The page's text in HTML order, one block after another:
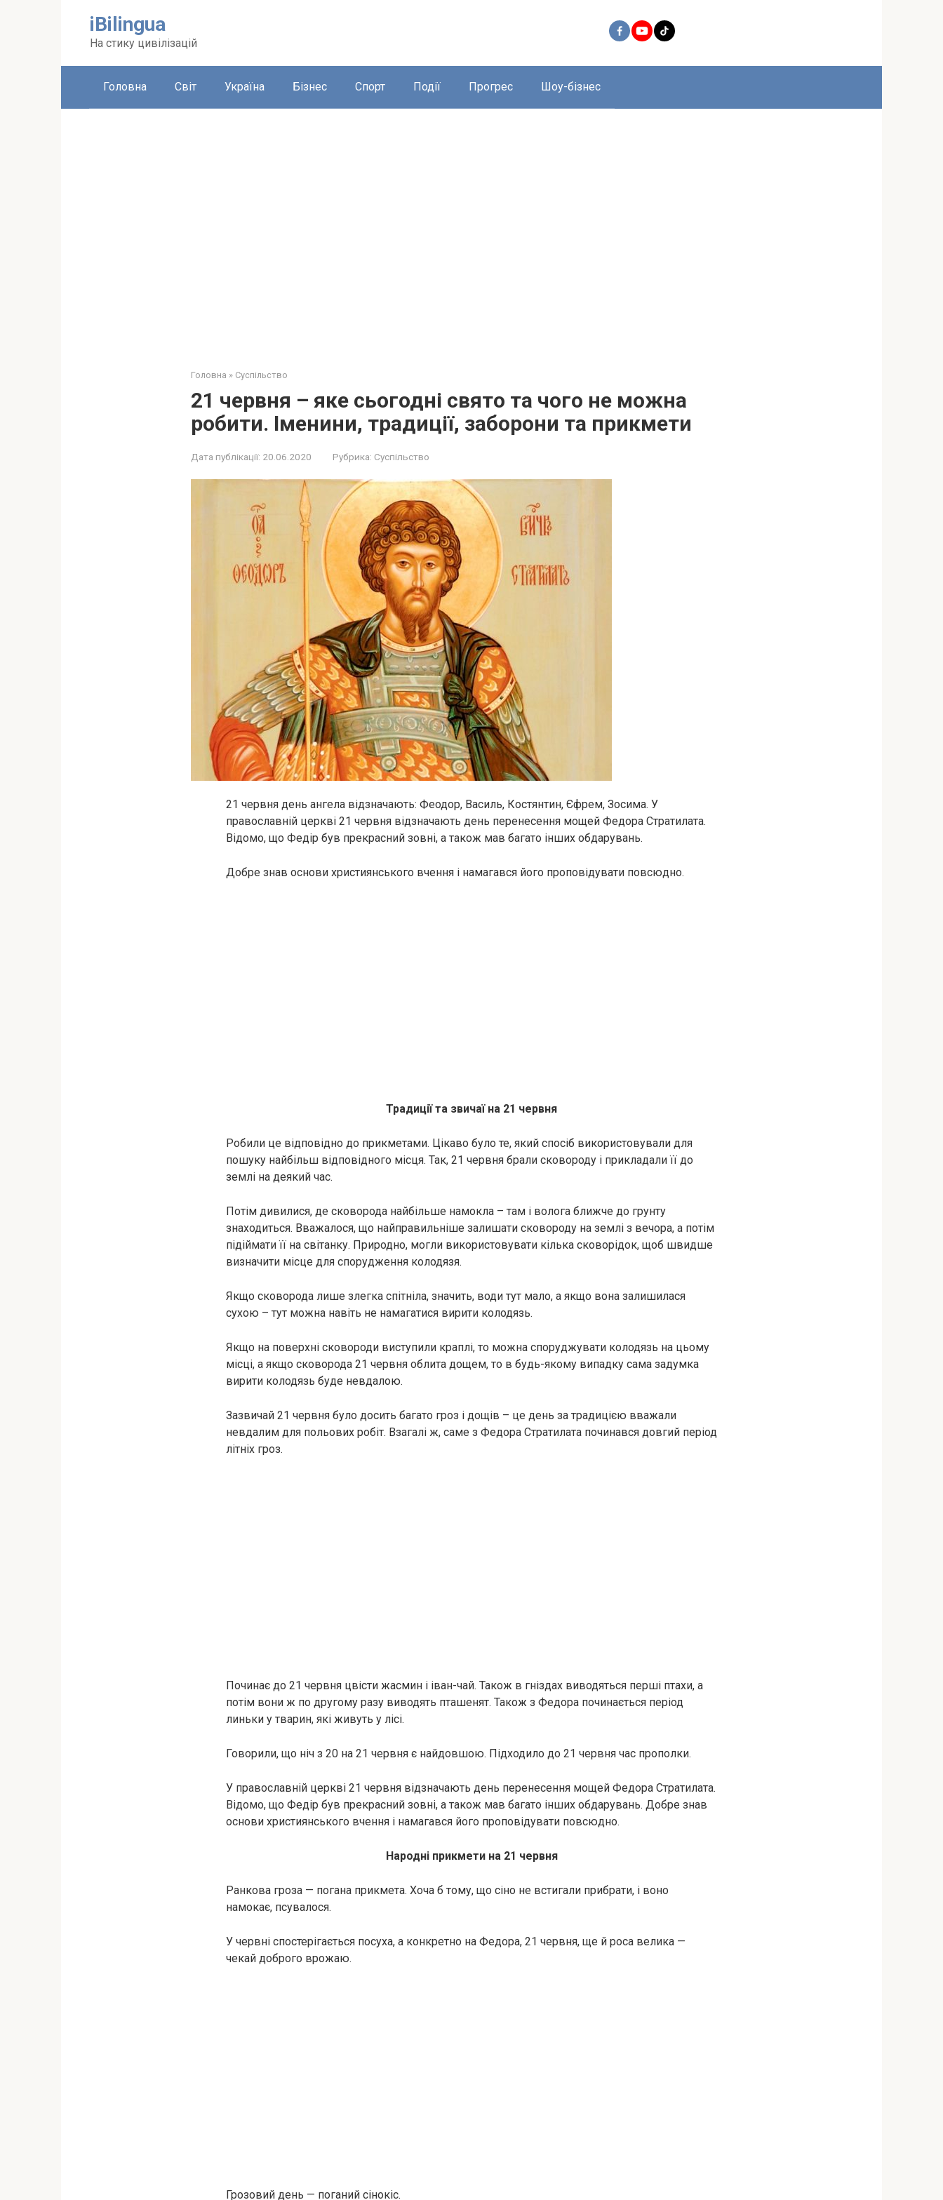
iBilingua
На стику цивілізацій
Головна Світ Україна Бізнес Спорт Події Прогрес Шоу-бізнес
Головна » Суспільство
21 червня – яке сьогодні свято та чого не можна
робити. Іменини, традиції, заборони та прикмети
Дата публікації: 20.06.2020 Рубрика: Суспільство
21 червня день ангела відзначають: Феодор, Василь, Костянтин, Єфрем, Зосима. У
православній церкві 21 червня відзначають день перенесення мощей Федора Стратилата.
Відомо, що Федір був прекрасний зовні, а також мав багато інших обдарувань.
Добре знав основи християнського вчення і намагався його проповідувати повсюдно.
Традиції та звичаї на 21 червня
Робили це відповідно до прикметами. Цікаво було те, який спосіб використовували для
пошуку найбільш відповідного місця. Так, 21 червня брали сковороду і прикладали її до
землі на деякий час.
Потім дивилися, де сковорода найбільше намокла – там і волога ближче до грунту
знаходиться. Вважалося, що найправильніше залишати сковороду на землі з вечора, а потім
підіймати її на світанку. Природно, могли використовувати кілька сковорідок, щоб швидше
визначити місце для спорудження колодязя.
Якщо сковорода лише злегка спітніла, значить, води тут мало, а якщо вона залишилася
сухою – тут можна навіть не намагатися вирити колодязь.
Якщо на поверхні сковороди виступили краплі, то можна споруджувати колодязь на цьому
місці, а якщо сковорода 21 червня облита дощем, то в будь-якому випадку сама задумка
вирити колодязь буде невдалою.
Зазвичай 21 червня було досить багато гроз і дощів – це день за традицією вважали
невдалим для польових робіт. Взагалі ж, саме з Федора Стратилата починався довгий період
літніх гроз.
Починає до 21 червня цвісти жасмин і іван-чай. Також в гніздах виводяться перші птахи, а
потім вони ж по другому разу виводять пташенят. Також з Федора починається період
линьки у тварин, які живуть у лісі.
Говорили, що ніч з 20 на 21 червня є найдовшою. Підходило до 21 червня час прополки.
У православній церкві 21 червня відзначають день перенесення мощей Федора Стратилата.
Відомо, що Федір був прекрасний зовні, а також мав багато інших обдарувань. Добре знав
основи християнського вчення і намагався його проповідувати повсюдно.
Народні прикмети на 21 червня
Ранкова гроза — погана прикмета. Хоча б тому, що сіно не встигали прибрати, і воно
намокає, псувалося.
У червні спостерігається посуха, а конкретно на Федора, 21 червня, ще й роса велика —
чекай доброго врожаю.
Грозовий день — поганий сінокіс.